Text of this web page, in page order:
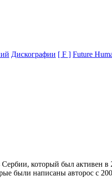
Дискографии [ F ] Future
который был активен
были написаны авторос с